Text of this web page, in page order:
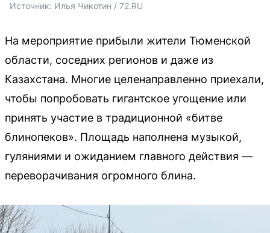
Источник: Илья Чикотин / 72.RU
На мероприятие прибыли жители Тюменской
области, соседних регионов и даже из
Казахстана. Многие целенаправленно приехали,
чтобы попробовать гигантское угощение или
принять участие в традиционной «битве
блинопеков». Площадь наполнена музыкой,
гуляниями и ожиданием главного действия —
переворачивания огромного блина.